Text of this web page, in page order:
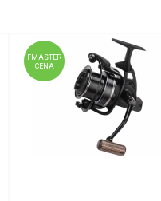
FMASTER
CENA